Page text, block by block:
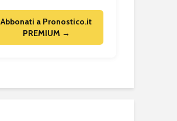
Abbonati a Pronostico.it
PREMIUM →